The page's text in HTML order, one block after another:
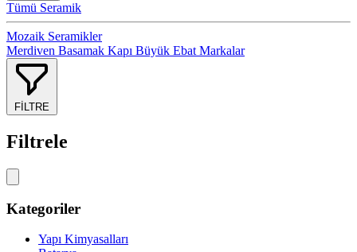
Tümü Seramik
Mozaik Seramikler
Merdiven Basamak Kapı Büyük Ebat Markalar
FİLTRE
Filtrele
Kategoriler
Yapı Kimyasalları